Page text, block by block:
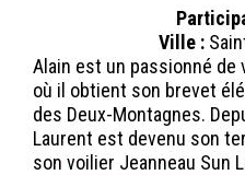
Ville :
Alain est un passionné de
où il obtient son brevet
des Deux-Montagnes.
Laurent est devenu son
son voilier Jeanneau Sun